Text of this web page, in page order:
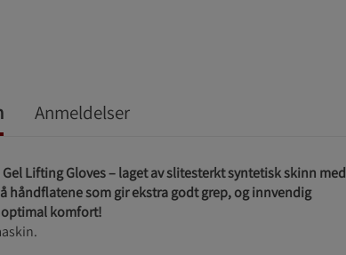
Anmeldelser
Lifting Gloves – laget av slitesterkt syntetisk skinn med
håndflatene som gir ekstra godt grep, og innvendig
komfort!